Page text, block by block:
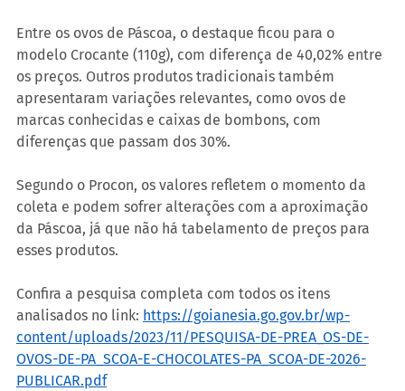
Entre os ovos de Páscoa, o destaque ficou para o
modelo Crocante (110g), com diferença de 40,02% entre
os preços. Outros produtos tradicionais também
apresentaram variações relevantes, como ovos de
marcas conhecidas e caixas de bombons, com
diferenças que passam dos 30%.
Segundo o Procon, os valores refletem o momento da
coleta e podem sofrer alterações com a aproximação
da Páscoa, já que não há tabelamento de preços para
esses produtos.
Confira a pesquisa completa com todos os itens
analisados no link: https://goianesia.go.gov.br/wp-
content/uploads/2023/11/PESQUISA-DE-PREA_OS-DE-
OVOS-DE-PA_SCOA-E-CHOCOLATES-PA_SCOA-DE-2026-
PUBLICAR.pdf